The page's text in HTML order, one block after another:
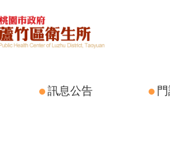
訊息公告